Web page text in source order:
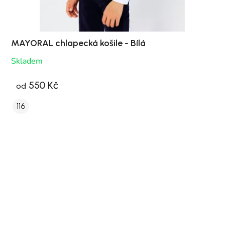
MAYORAL chlapecká košile - Bílá
Skladem
od 550 Kč
116